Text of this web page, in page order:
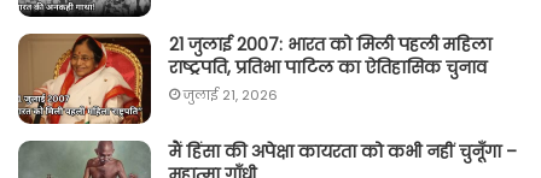
21 जुलाई 2007: भारत को मिली पहली महिला
राष्ट्रपति, प्रतिभा पाटिल का ऐतिहासिक चुनाव
जुलाई 21, 2026
मैं हिंसा की अपेक्षा कायरता को कभी नहीं चुनूँगा –